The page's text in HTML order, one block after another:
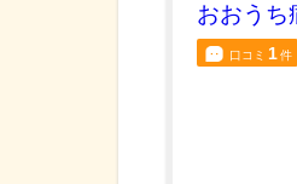
おおうち
口コミ 1件